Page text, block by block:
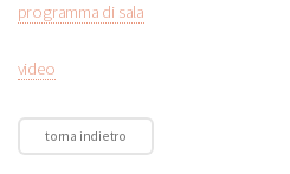
programma di sala
video
torna indietro